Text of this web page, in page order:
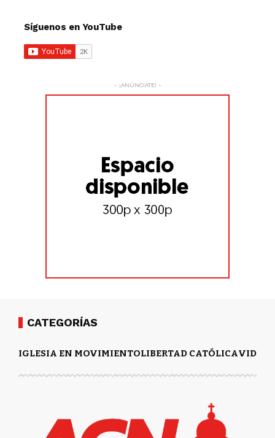
Síguenos en YouTube
- ¡ANÚNCIATE! -
CATEGORÍAS
IGLESIA EN MOVIMIENTOLIBERTAD CATÓLICAVIDA